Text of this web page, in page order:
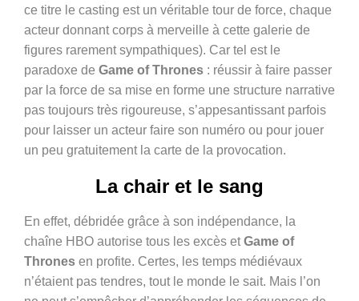
ce titre le casting est un véritable tour de force, chaque
acteur donnant corps à merveille à cette galerie de
figures rarement sympathiques). Car tel est le
paradoxe de Game of Thrones : réussir à faire passer
par la force de sa mise en forme une structure narrative
pas toujours très rigoureuse, s’appesantissant parfois
pour laisser un acteur faire son numéro ou pour jouer
un peu gratuitement la carte de la provocation.
La chair et le sang
En effet, débridée grâce à son indépendance, la
chaîne HBO autorise tous les excès etGame of
Thrones en profite. Certes, les temps médiévaux
n’étaient pas tendres, tout le monde le sait. Mais l’on